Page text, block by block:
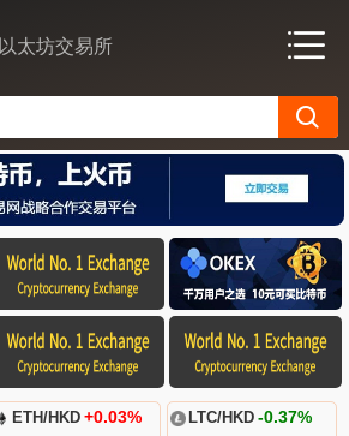
以太坊交易所
ETH/HKD +0.03% LTC/HKD -0.37%